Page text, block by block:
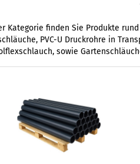
Kategorie finden Sie Produkte
PVC-U Druckrohre in
sowie